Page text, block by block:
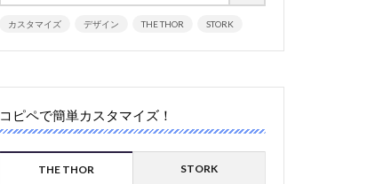
カスタマイズ デザイン THE THOR STORK
コピペで簡単カスタマイズ！
THE THOR STORK